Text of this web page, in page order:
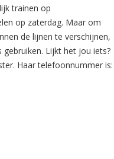
trainen op
op zaterdag. Maar om
de lijnen te verschijnen,
Lijkt het jou iets?
Haar telefoonnummer is: